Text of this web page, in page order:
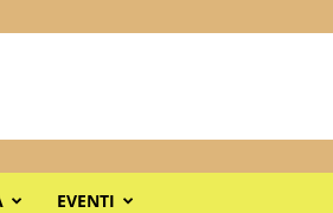
EVENTI